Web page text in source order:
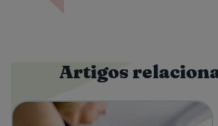
Artigos